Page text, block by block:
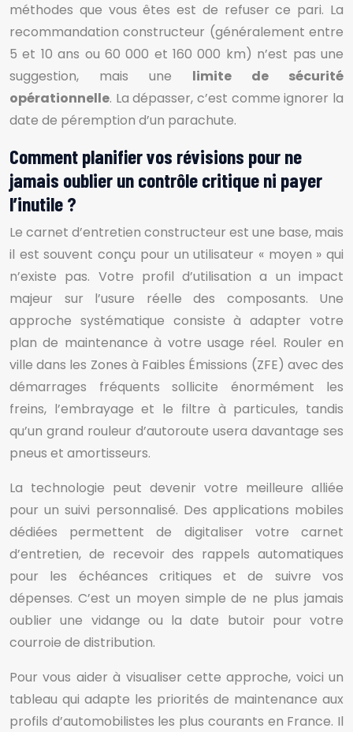
méthodes que vous êtes est de refuser ce pari. La
recommandation constructeur (généralement entre
5 et 10 ans ou 60 000 et 160 000 km) n’est pas une
suggestion, mais une limite de sécurité
opérationnelle. La dépasser, c’est comme ignorer la
date de péremption d’un parachute.
Comment planifier vos révisions pour ne
jamais oublier un contrôle critique ni payer
l’inutile ?
Le carnet d’entretien constructeur est une base, mais
il est souvent conçu pour un utilisateur « moyen » qui
n’existe pas. Votre profil d’utilisation a un impact
majeur sur l’usure réelle des composants. Une
approche systématique consiste à adapter votre
plan de maintenance à votre usage réel. Rouler en
ville dans les Zones à Faibles Émissions (ZFE) avec des
démarrages fréquents sollicite énormément les
freins, l’embrayage et le filtre à particules, tandis
qu’un grand rouleur d’autoroute usera davantage ses
pneus et amortisseurs.
La technologie peut devenir votre meilleure alliée
pour un suivi personnalisé. Des applications mobiles
dédiées permettent de digitaliser votre carnet
d’entretien, de recevoir des rappels automatiques
pour les échéances critiques et de suivre vos
dépenses. C’est un moyen simple de ne plus jamais
oublier une vidange ou la date butoir pour votre
courroie de distribution.
Pour vous aider à visualiser cette approche, voici un
tableau qui adapte les priorités de maintenance aux
profils d’automobilistes les plus courants en France. Il